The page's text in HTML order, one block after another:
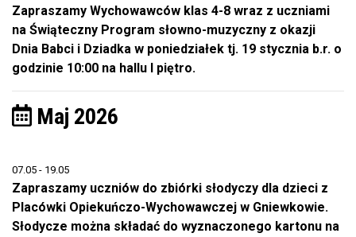
Zapraszamy Wychowawców klas 4-8 wraz z uczniami
na Świąteczny Program słowno-muzyczny z okazji
Dnia Babci i Dziadka w poniedziałek tj. 19 stycznia b.r. o
godzinie 10:00 na hallu I piętro.
Maj 2026
07.05 - 19.05
Zapraszamy uczniów do zbiórki słodyczy dla dzieci z
Placówki Opiekuńczo-Wychowawczej w Gniewkowie.
Słodycze można składać do wyznaczonego kartonu na